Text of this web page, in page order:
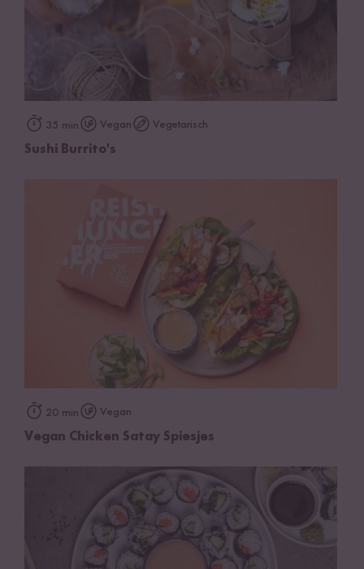
35 min Vegan Vegetarisch
Sushi Burrito's
20 min Vegan
Vegan Chicken Satay Spiesjes